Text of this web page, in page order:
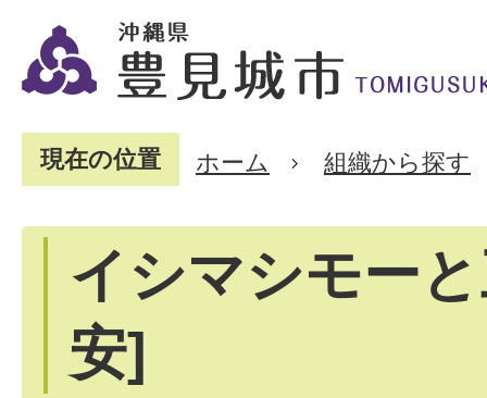
現在の位置 ホーム 組織から探す
イシマシモー
安]